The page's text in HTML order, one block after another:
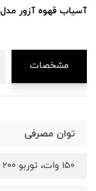
آسیاب قهوه آزور مدل AZ-244CG
مشخصات
توان مصرفی
۱۵۰ وات، توربو ۲۰۰